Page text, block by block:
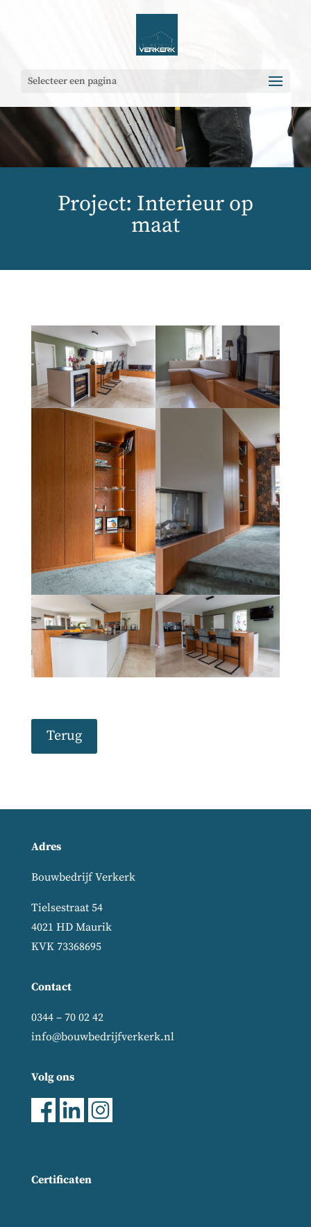
Selecteer een pagina
Project: Interieur op
maat
Terug
Adres
Bouwbedrijf Verkerk
Tielsestraat 54
4021 HD Maurik
KVK 73368695
Contact
0344 – 70 02 42
info@bouwbedrijfverkerk.nl
Volg ons
Certificaten